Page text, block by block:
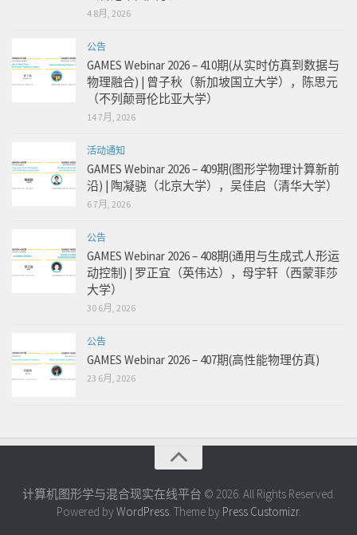
4 8月, 2026
公告
GAMES Webinar 2026 – 410期(从实时仿真到数据与
物理融合) | 曾子秋（新加坡国立大学），陈思元
（不列颠哥伦比亚大学）
14 7月, 2026
活动通知
GAMES Webinar 2026 – 409期(图形学物理计算新前
沿) | 陶凝骁（北京大学），吴佳启（清华大学）
6 7月, 2026
公告
GAMES Webinar 2026 – 408期(通用与生成式人形运
动控制) | 罗正宜（英伟达），母宇轩（西蒙菲莎
大学）
30 6月, 2026
公告
GAMES Webinar 2026 – 407期(高性能物理仿真)
23 6月, 2026
计算机图形学与混合现实在线平台 © 2026. All Rights Reserved.
Powered by WordPress. Theme by Press Customizr.